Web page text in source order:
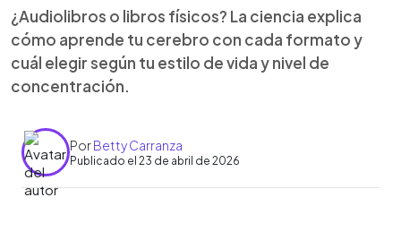
¿Audiolibros o libros físicos? La ciencia explica
cómo aprende tu cerebro con cada formato y
cuál elegir según tu estilo de vida y nivel de
concentración.
PorBetty Carranza
Publicado el 23 de abril de 2026